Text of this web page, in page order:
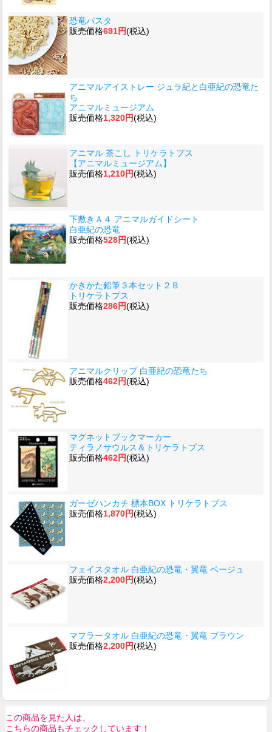
恐竜パスタ
販売価格691円(税込)
アニマルアイストレー ジュラ紀と白亜紀の恐竜た
ち
アニマルミュージアム
販売価格1,320円(税込)
アニマル 茶こし トリケラトプス
【アニマルミュージアム】
販売価格1,210円(税込)
下敷きＡ４ アニマルガイドシート
白亜紀の恐竜
販売価格528円(税込)
かきかた鉛筆３本セット２Ｂ
トリケラトプス
販売価格286円(税込)
アニマルクリップ 白亜紀の恐竜たち
販売価格462円(税込)
マグネットブックマーカー
ティラノサウルス＆トリケラトプス
販売価格462円(税込)
ガーゼハンカチ 標本BOX トリケラトプス
販売価格1,870円(税込)
フェイスタオル 白亜紀の恐竜・翼竜 ベージュ
販売価格2,200円(税込)
マフラータオル 白亜紀の恐竜・翼竜 ブラウン
販売価格2,200円(税込)
この商品を見た人は、
こちらの商品もチェックしています！